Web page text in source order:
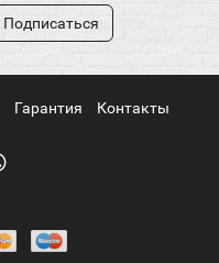
Подписаться
Гарантия Контакты